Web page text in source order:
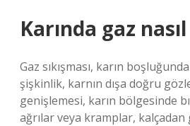
Karında gaz
Gaz sıkışması, karın
şişkinlik, karnın dışa doğru
genişlemesi, karın bölgesinde
ağrılar veya kramplar, kalçadan